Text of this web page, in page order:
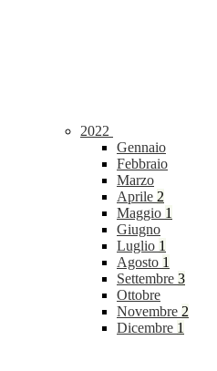
2022
Gennaio
Febbraio
Marzo
Aprile 2
Maggio 1
Giugno
Luglio 1
Agosto 1
Settembre 3
Ottobre
Novembre 2
Dicembre 1